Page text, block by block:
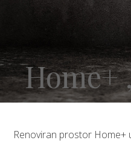
Home+
Renoviran prostor Home+